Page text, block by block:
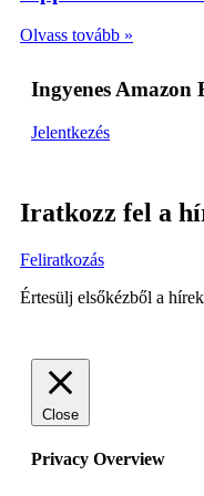
Olvass tovább »
Ingyenes Amazon
Jelentkezés
Iratkozz fel a
Feliratkozás
Értesülj elsőkézből a
Close
Privacy Overview